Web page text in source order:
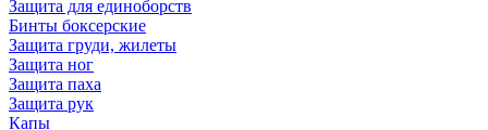
Защита для единоборств
Бинты боксерские
Защита груди, жилеты
Защита ног
Защита паха
Защита рук
Капы